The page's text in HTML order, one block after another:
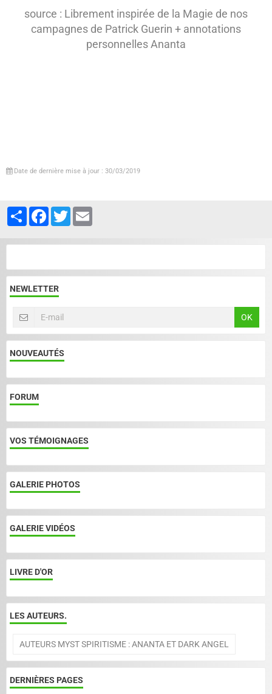
source : Librement inspirée de la Magie de nos
campagnes de Patrick Guerin + annotations
personnelles Ananta
Date de dernière mise à jour : 30/03/2019
PartagerFacebook
Twitter
NEWLETTER
OK
NOUVEAUTÉS
FORUM
VOS TÉMOIGNAGES
GALERIE PHOTOS
GALERIE VIDÉOS
LIVRE D'OR
LES AUTEURS.
AUTEURS MYST SPIRITISME : ANANTA ET DARK ANGEL
DERNIÈRES PAGES